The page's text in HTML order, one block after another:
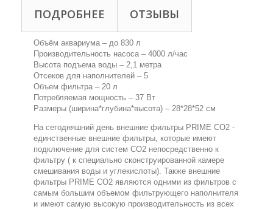
ПОДРОБНЕЕ ОТЗЫВЫ
Объём аквариума – до 830 л
Производительность насоса – 4000 л/час
Высота подъема воды – 2,1 метра
Отсеков для наполнителей – 5
Объем фильтра – 20 л
Потребляемая мощность – 37 Вт
Размеры (ширина*глубина*высота) – 28*28*52 см
На сегодняшний день внешние фильтры PRIME CO2 -
единственные внешние фильтры, которые имеют
подключение для систем СО2 непосредственно к
фильтру ( к специально сконструированной камере
смешивания воды и углекислоты). Также внешние
фильтры PRIME CO2 являются одними из фильтров с
самым большим объемом фильтрующего наполнителя
и имеют самую высокую производительность из всех